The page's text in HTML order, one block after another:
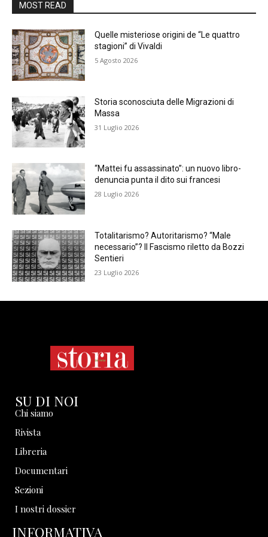
MOST READ
Quelle misteriose origini de “Le quattro
stagioni” di Vivaldi
5 Agosto 2026
Storia sconosciuta delle Migrazioni di
Massa
31 Luglio 2026
“Mattei fu assassinato”: un nuovo libro-
denuncia punta il dito sui francesi
28 Luglio 2026
Totalitarismo? Autoritarismo? “Male
necessario”? Il Fascismo riletto da Bozzi
Sentieri
23 Luglio 2026
SU DI NOI
Chi siamo
Rivista
Libreria
Documentari
Sezioni
I nostri dossier
INFORMATIVA